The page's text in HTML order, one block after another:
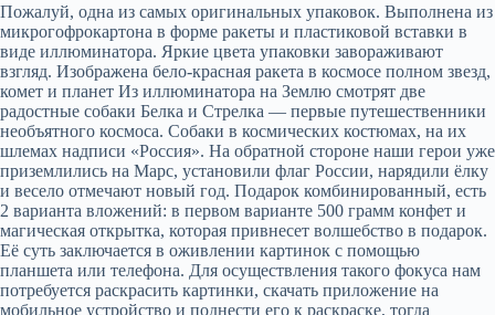
Пожалуй, одна из самых оригинальных упаковок. Выполнена из
микрогофрокартона в форме ракеты и пластиковой вставки в
виде иллюминатора. Яркие цвета упаковки завораживают
взгляд. Изображена бело-красная ракета в космосе полном звезд,
комет и планет Из иллюминатора на Землю смотрят две
радостные собаки Белка и Стрелка — первые путешественники
необъятного космоса. Собаки в космических костюмах, на их
шлемах надписи «Россия». На обратной стороне наши герои уже
приземлились на Марс, установили флаг России, нарядили ёлку
и весело отмечают новый год. Подарок комбинированный, есть
2 варианта вложений: в первом варианте 500 грамм конфет и
магическая открытка, которая привнесет волшебство в подарок.
Её суть заключается в оживлении картинок с помощью
планшета или телефона. Для осуществления такого фокуса нам
потребуется раскрасить картинки, скачать приложение на
мобильное устройство и поднести его к раскраске, тогда